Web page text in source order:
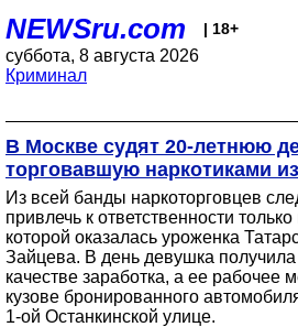
NEWSru.com | 18+
суббота, 8 августа 2026
Криминал
В Москве судят 20-летнюю
торговавшую наркотиками
Из всей банды наркоторговцев
привлечь к ответственности
которой оказалась уроженка
Зайцева. В день девушка
качестве заработка, а ее рабочее
кузове бронированного
1-ой Останкинской улице.